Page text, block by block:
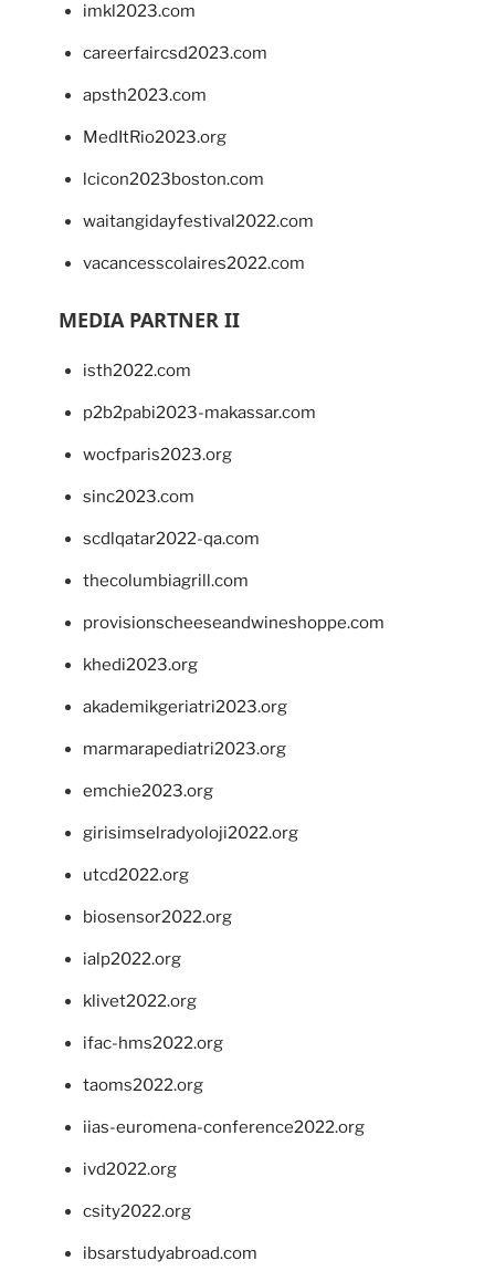
imkl2023.com
careerfaircsd2023.com
apsth2023.com
MedItRio2023.org
lcicon2023boston.com
waitangidayfestival2022.com
vacancesscolaires2022.com
MEDIA PARTNER II
isth2022.com
p2b2pabi2023-makassar.com
wocfparis2023.org
sinc2023.com
scdlqatar2022-qa.com
thecolumbiagrill.com
provisionscheeseandwineshoppe.com
khedi2023.org
akademikgeriatri2023.org
marmarapediatri2023.org
emchie2023.org
girisimselradyoloji2022.org
utcd2022.org
biosensor2022.org
ialp2022.org
klivet2022.org
ifac-hms2022.org
taoms2022.org
iias-euromena-conference2022.org
ivd2022.org
csity2022.org
ibsarstudyabroad.com